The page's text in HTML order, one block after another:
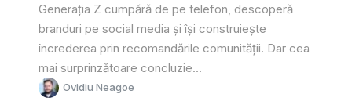
Generația Z cumpără de pe telefon, descoperă
branduri pe social media și își construiește
încrederea prin recomandările comunității. Dar cea
mai surprinzătoare concluzie...
Ovidiu Neagoe